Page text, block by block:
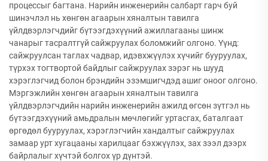
процессыг багтана. Нарийн инженерийн салбарт гарч буй
шинэчлэл нь хөнгөн агаарын хяналтын тавилга
үйлдвэрлэгчдийг бүтээгдэхүүний ажиллагааны шинж
чанарыг тасралтгүй сайжруулах боломжийг олгоно. Үүнд:
сайжруулсан таглах чадвар, идэвхжүүлэх хүчийг бууруулах,
түрхэх тогтвортой байдлыг сайжруулах зэрэг нь шууд
хэрэглэгчид болон брэндийн эзэмшигчдэд ашиг оноог олгоно.
Мэргэжлийн хөнгөн агаарын хяналтын тавилга
үйлдвэрлэгчдийн нарийн инженерийн ажилд өгсөн зүтгэл нь
бүтээгдэхүүний амьдралын мөчлөгийг уртасгах, баталгаат
өргөдөл бууруулах, хэрэглэгчийн хандалтыг сайжруулах
замаар урт хугацааны харилцааг бэхжүүлэх, зах зээл дээрх
байрлалыг хүчтэй болгох үр дүнтэй.